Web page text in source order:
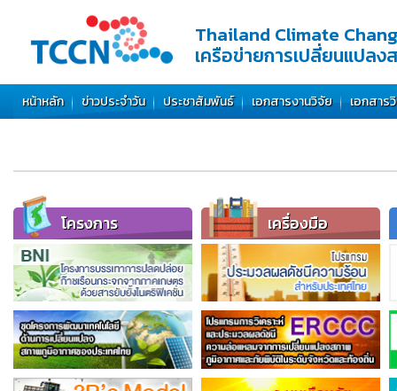
Thailand Climate
เครือข่ายการเปลี่ยนแปลง
หน้าหลัก ข่าวประจำวัน ประชาสัมพันธ์ เอกสารงานวิจัย เอกสาร
โครงการ เครื่องมือ